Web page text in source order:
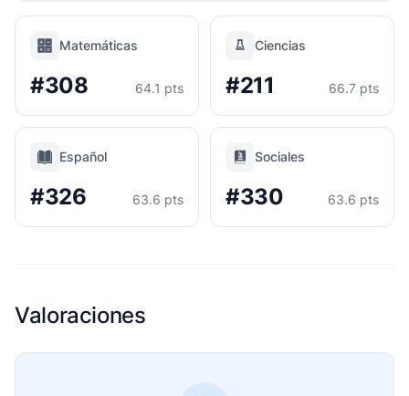
Matemáticas
#308 64.1 pts
Ciencias
#211 66.7 pts
Español
#326 63.6 pts
Sociales
#330 63.6 pts
Valoraciones